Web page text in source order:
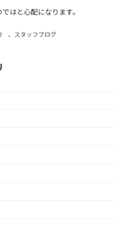
はと心配になります。
、 スタッフブログ